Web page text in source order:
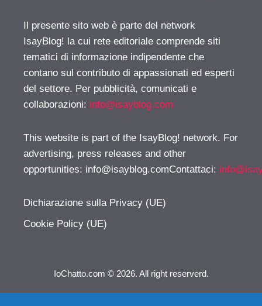
Il presente sito web è parte del network
IsayBlog! la cui rete editoriale comprende siti
tematici di informazione indipendente che
contano sul contributo di appassionati ed esperti
del settore. Per pubblicità, comunicati e
collaborazioni: info@isayblog.com
This website is part of the IsayBlog! network. For
advertising, press releases and other
opportunities: info@isayblog.comContattaci:
Dichiarazione sulla Privacy (UE)
Cookie Policy (UE)
IoChatto.com © 2026. All right reserverd.